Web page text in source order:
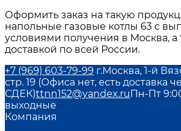
Оформить заказ на такую
напольные газовые котлы 63 с
условиями получения в Москва,
доставкой по всей России.
+7 (969) 603-79-99 г.Москва, 1-й
стр. 19 (Офиса нет, есть доставка
СДЕК)ttnn152@yandex.ruПн-Пт
выходные
Компания